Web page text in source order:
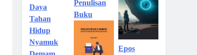
Daya
Tahan
Hidup
Nyamuk
Penulisan
Buku
Epos